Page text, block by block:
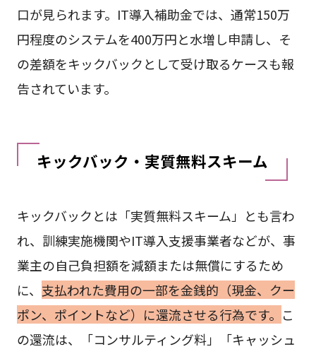
口が見られます。IT導入補助金では、通常150万
円程度のシステムを400万円と水増し申請し、そ
の差額をキックバックとして受け取るケースも報
告されています。
キックバック・実質無料スキーム
キックバックとは「実質無料スキーム」とも言わ
れ、訓練実施機関やIT導入支援事業者などが、事
業主の自己負担額を減額または無償にするため
に、 支払われた費用の一部を金銭的（現金、クー
ポン、ポイントなど）に還流させる行為です。 こ
の還流は、「コンサルティング料」「キャッシュ